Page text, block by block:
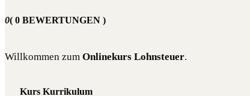
0( 0 BEWERTUNGEN )
Will­kom­men zum Online­kurs Lohn­steu­er.
Kurs Kurrikulum